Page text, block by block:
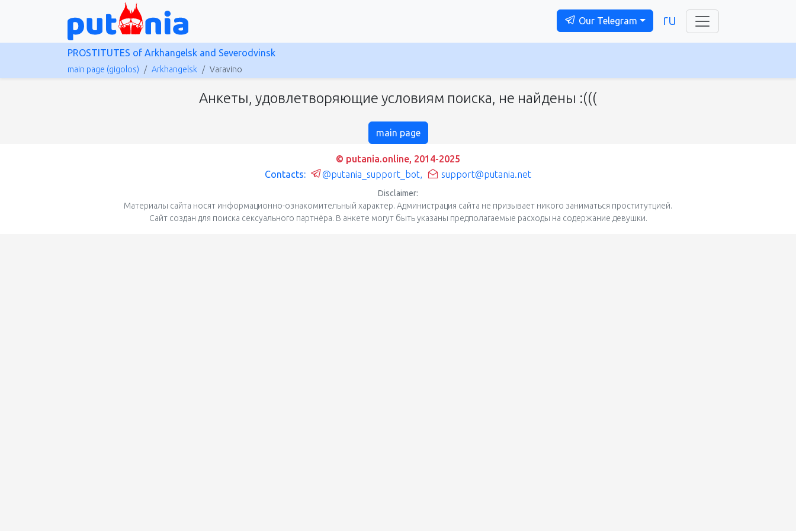
Our Telegram ru
PROSTITUTES of Arkhangelsk and Severodvinsk
main page (gigolos) Arkhangelsk Varavino
Анкеты, удовлетворяющие условиям поиска, не найдены :(((
main page
© putania.online, 2014-2025
Contacts:
@putania_support_bot, support@putania.net
Disclaimer:
Материалы сайта носят информационно-ознакомительный характер. Администрация сайта не призывает никого заниматься проститутцией.
Сайт создан для поиска сексуального партнёра. В анкете могут быть указаны предполагаемые расходы на содержание девушки.